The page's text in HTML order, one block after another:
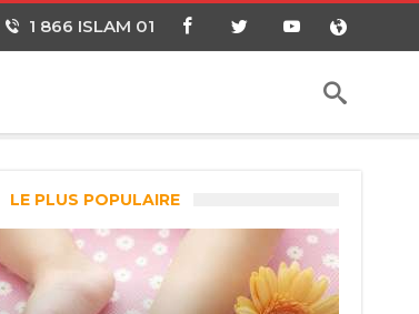
1 866 ISLAM 01
LE PLUS POPULAIRE